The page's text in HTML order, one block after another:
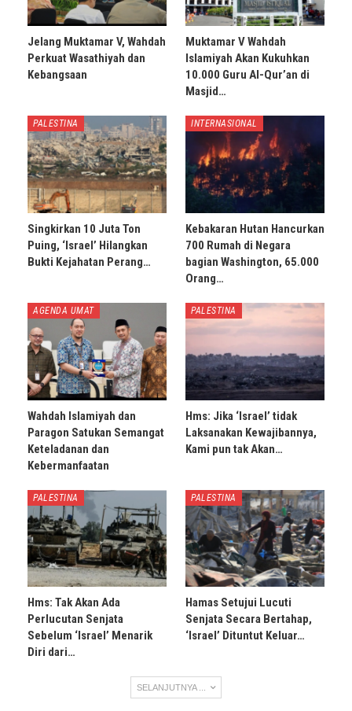
Jelang Muktamar V, Wahdah
Perkuat Wasathiyah dan
Kebangsaan
Muktamar V Wahdah
Islamiyah Akan Kukuhkan
10.000 Guru Al-Qur’an di
Masjid…
PALESTINA
Singkirkan 10 Juta Ton
Puing, ‘Israel’ Hilangkan
Bukti Kejahatan Perang…
INTERNASIONAL
Kebakaran Hutan Hancurkan
700 Rumah di Negara
bagian Washington, 65.000
Orang…
AGENDA UMAT
Wahdah Islamiyah dan
Paragon Satukan Semangat
Keteladanan dan
Kebermanfaatan
PALESTINA
Hms: Jika ‘Israel’ tidak
Laksanakan Kewajibannya,
Kami pun tak Akan…
PALESTINA
Hms: Tak Akan Ada
Perlucutan Senjata
Sebelum ‘Israel’ Menarik
Diri dari…
PALESTINA
Hamas Setujui Lucuti
Senjata Secara Bertahap,
‘Israel’ Dituntut Keluar…
SELANJUTNYA ...